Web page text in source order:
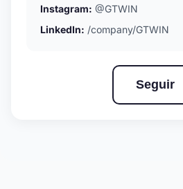
Instagram: @GTWIN
LinkedIn: /company/GTWIN
Seguir